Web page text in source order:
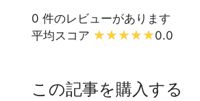
0 件のレビューがあります
平均スコア
0.0
この記事を購入する